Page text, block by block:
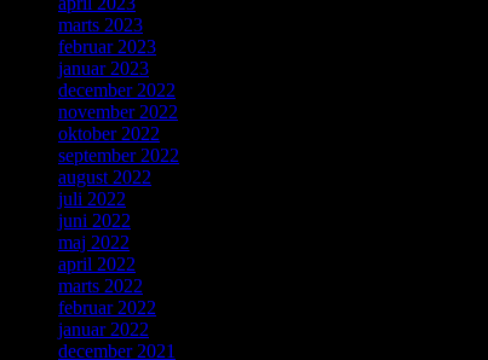
marts 2023
februar 2023
januar 2023
december 2022
november 2022
oktober 2022
september 2022
august 2022
juli 2022
juni 2022
maj 2022
april 2022
marts 2022
februar 2022
januar 2022
december 2021